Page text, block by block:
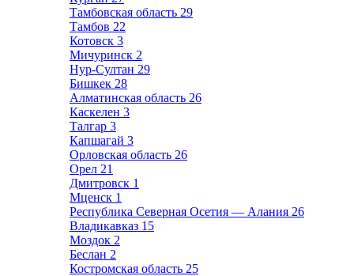
Тамбовская область 29
Тамбов 22
Котовск 3
Мичуринск 2
Нур-Султан 29
Бишкек 28
Алматинская область 26
Каскелен 3
Талгар 3
Капшагай 3
Орловская область 26
Орел 21
Дмитровск 1
Мценск 1
Республика Северная Осетия — Алания 26
Владикавказ 15
Моздок 2
Беслан 2
Костромская область 25